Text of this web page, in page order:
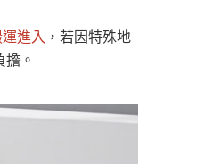
進入 ，若因特殊地
。
鄉
山、北埔鄉、尖石
山區、芎林山區、
玉山里